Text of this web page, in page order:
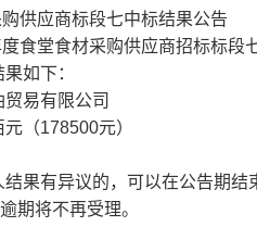
供应商标段七中标结果公告
食堂食材采购供应商招标标
如下：
易有限公司
（178500元）
果有异议的，可以在公告期
期将不再受理。